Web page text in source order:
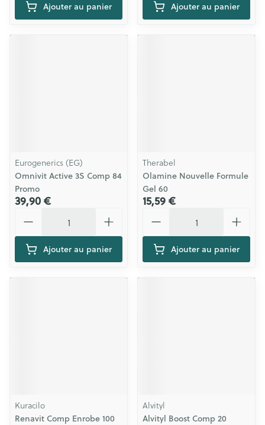
Ajouter au panier Ajouter au panier
Eurogenerics (EG)
Omnivit Active 3S Comp 84
Promo
39,90 €
Ajouter au panier
Therabel
Olamine Nouvelle Formule
Gel 60
15,59 €
Ajouter au panier
Kuracilo
Renavit Comp Enrobe 100
Alvityl
Alvityl Boost Comp 20